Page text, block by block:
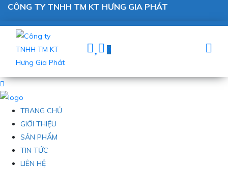
CÔNG TY TNHH TM KT HƯNG GIA PHÁT
0
TRANG CHỦ
GIỚI THIỆU
SẢN PHẨM
TIN TỨC
LIÊN HỆ